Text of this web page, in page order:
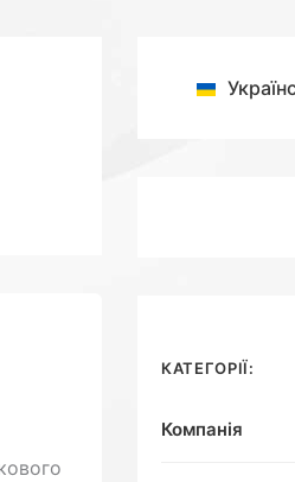
КАТЕГОРІЇ:
Компанія